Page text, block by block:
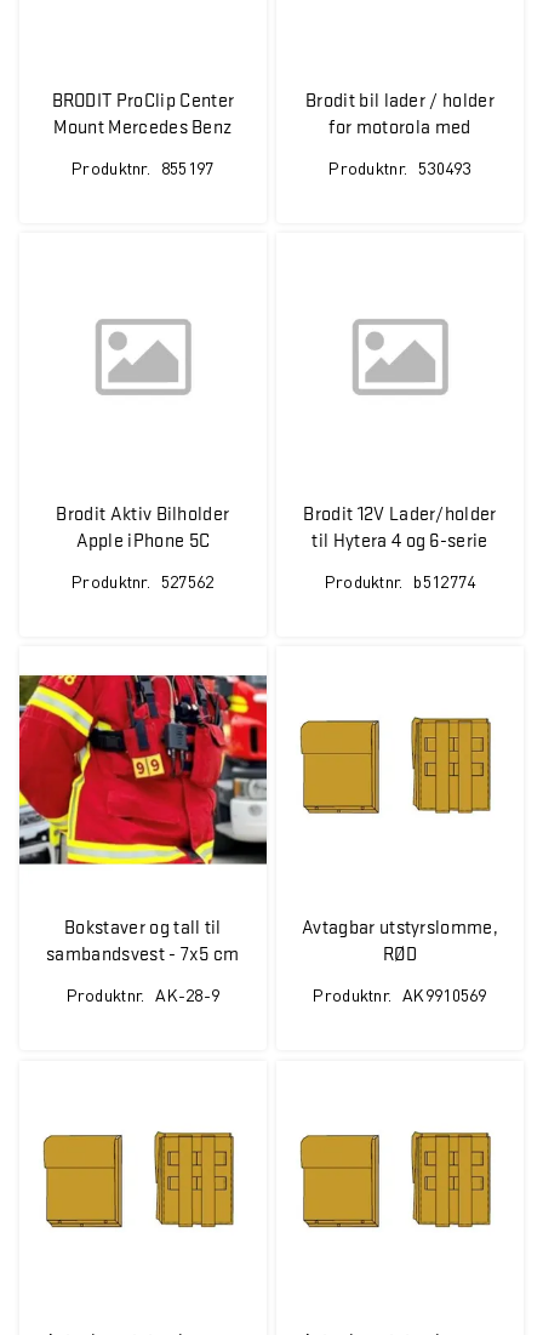
BRODIT ProClip Center
Mount Mercedes Benz
Produktnr. 855197
Brodit bil lader / holder
for motorola med
Produktnr. 530493
Brodit Aktiv Bilholder
Apple iPhone 5C
Produktnr. 527562
Brodit 12V Lader/holder
til Hytera 4 og 6-serie
Produktnr. b512774
Bokstaver og tall til
sambandsvest - 7x5 cm
Produktnr. AK-28-9
Avtagbar utstyrslomme,
RØD
Produktnr. AK9910569